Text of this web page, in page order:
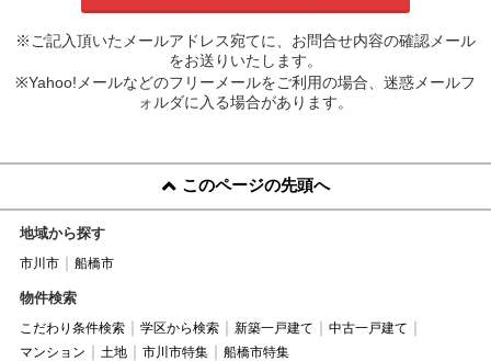
※ご記入頂いたメールアドレス宛てに、お問合せ内容の確認メール
をお送りいたします。
※Yahoo!メールなどのフリーメールをご利用の場合、迷惑メールフ
ォルダに入る場合があります。
このページの先頭へ
地域から探す
市川市 船橋市
物件検索
こだわり条件検索 学区から検索 新築一戸建て
中古一戸建て
マンション
土地 市川市特集 船橋市特集